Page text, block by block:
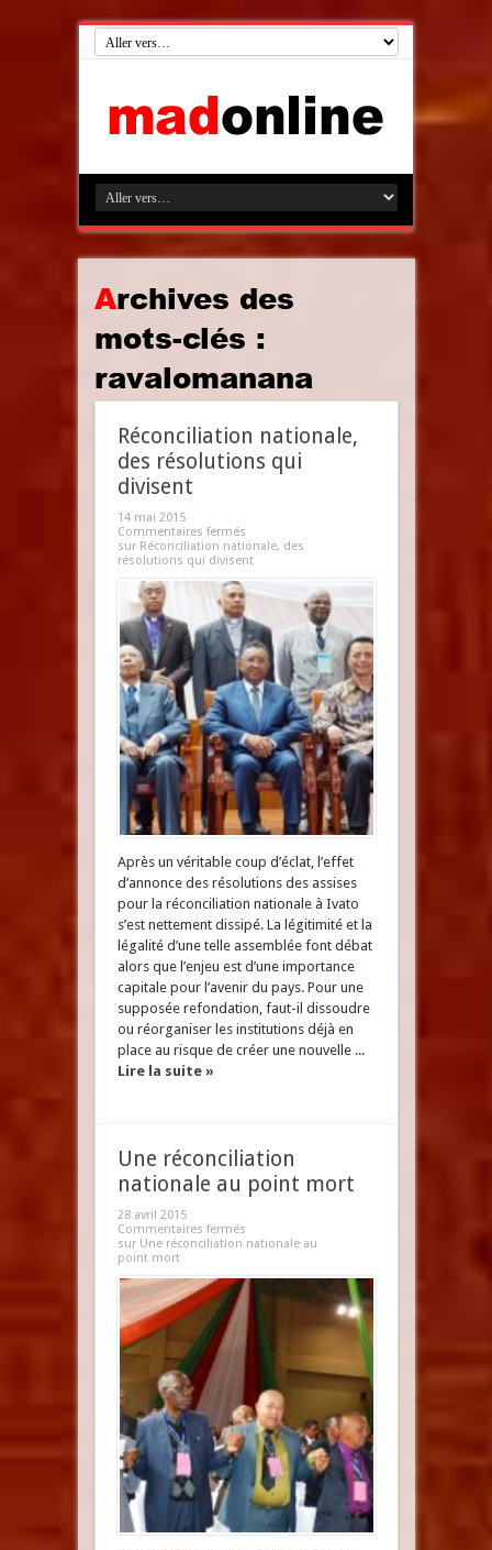
Archives des
mots-clés :
ravalomanana
Réconciliation nationale,
des résolutions qui
divisent
14 mai 2015
Commentaires fermés
sur Réconciliation nationale, des
résolutions qui divisent
Après un véritable coup d’éclat, l’effet
d’annonce des résolutions des assises
pour la réconciliation nationale à Ivato
s’est nettement dissipé. La légitimité et la
légalité d’une telle assemblée font débat
alors que l’enjeu est d’une importance
capitale pour l’avenir du pays. Pour une
supposée refondation, faut-il dissoudre
ou réorganiser les institutions déjà en
place au risque de créer une nouvelle ...
Lire la suite »
Une réconciliation
nationale au point mort
28 avril 2015
Commentaires fermés
sur Une réconciliation nationale au
point mort